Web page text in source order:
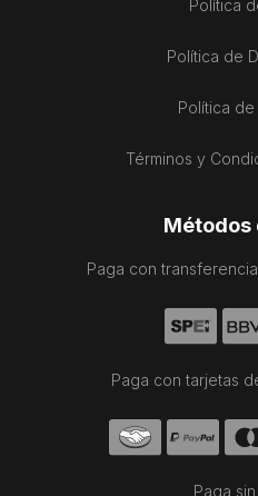
Política
Política de
Política de
Términos y
Métodos
Paga con
Paga con tarjetas
Paga